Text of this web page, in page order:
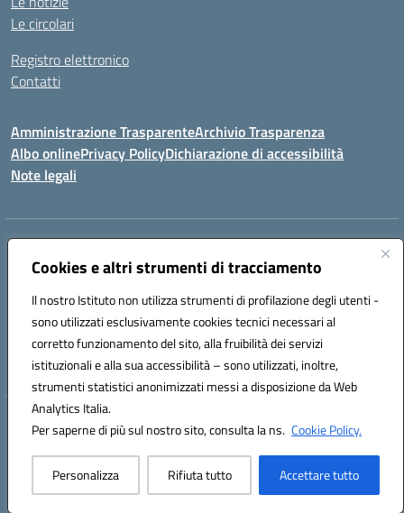
Cookies e altri strumenti di tracciamento
Il nostro Istituto non utilizza strumenti di profilazione degli utenti -
sono utilizzati esclusivamente cookies tecnici necessari al
corretto funzionamento del sito, alla fruibilità dei servizi
istituzionali e alla sua accessibilità – sono utilizzati, inoltre,
strumenti statistici anonimizzati messi a disposizione da Web
Analytics Italia.
Per saperne di più sul nostro sito, consulta la ns. Cookie Policy.
Personalizza Rifiuta tutto Accettare tutto
Le circolari
Registro elettronico
Contatti
Amministrazione TrasparenteArchivio Trasparenza
Albo onlinePrivacy PolicyDichiarazione di accessibilità
Note legali
Indirizzo:
Centralino:096721161 Email:czic869004@istruzione.it
Codice fiscale: 84000710792
Codice meccanografico:
CZIC869004
Codice unico di fatturazione (CUF): UFKGA0
Hosting & Powered by 3D Solution S.r.l.
Concept & Design by Designers Italia